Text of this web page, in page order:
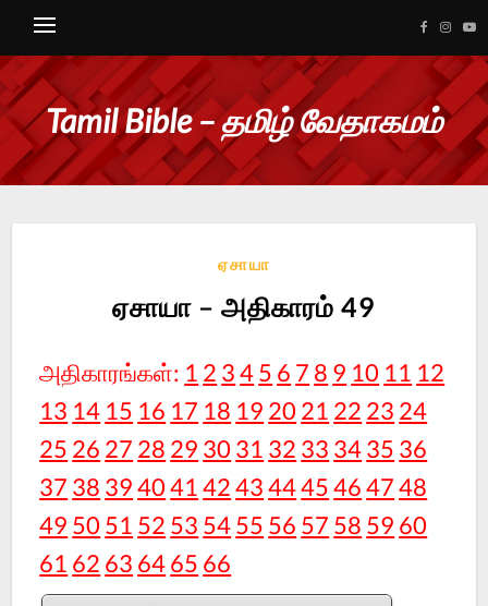
Tamil Bible – தமிழ் வேதாகமம்
ஏசாயா
ஏசாயா – அதிகாரம் 49
அதிகாரங்கள்: 1 2 345 6 7 8 9 10 11 12
13 14 15 16 17 18 19 20 21 22 23 24
25 26 27 28 29 30 31 32 33 3435 36
37 38 39404142434445464748
49 50 51 52 53 5455 56 57 58 59 60
61 62 63 6465 66